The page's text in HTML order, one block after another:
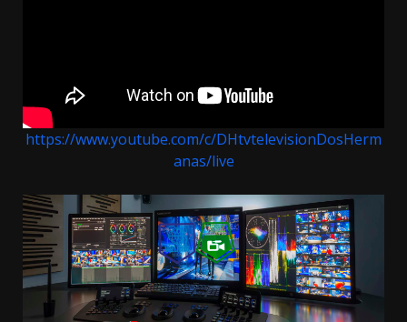
https://www.youtube.com/c/DHtvtelevisionDosHerm
anas/live